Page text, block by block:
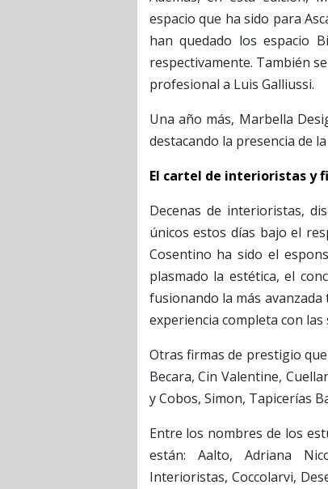
espacio que ha sido para
han quedado los espacio
respectivamente. También
profesional a Luis Galliussi.
Una año más, Marbella
destacando la presencia de
El cartel de interioristas y
Decenas de interioristas,
únicos estos días bajo el
Cosentino ha sido el
plasmado la estética, el
fusionando la más
experiencia completa con
Otras firmas de prestigio
Becara, Cin Valentine,
y Cobos, Simon, Tapicerías
Entre los nombres de los
están: Aalto, Adriana
Interioristas, Coccolarvi,